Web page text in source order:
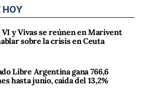
HOY
VI y Vivas se reúnen en Marivent
sobre la crisis en Ceuta
Libre Argentina gana 766,6
hasta junio, caída del 13,2%